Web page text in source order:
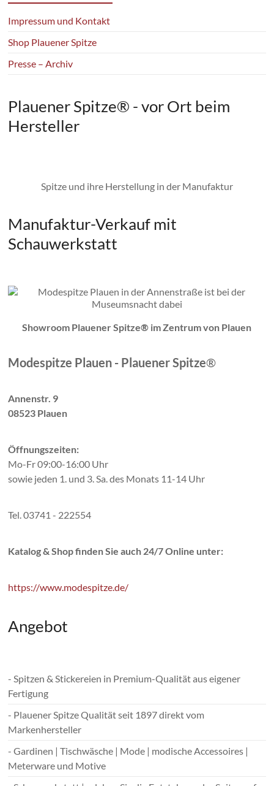
Impressum und Kontakt
Shop Plauener Spitze
Presse – Archiv
Plauener Spitze® - vor Ort beim
Hersteller
Spitze und ihre Herstellung in der Manufaktur
Manufaktur-Verkauf mit
Schauwerkstatt
Showroom Plauener Spitze® im Zentrum von Plauen
Modespitze Plauen - Plauener Spitze®
Annenstr. 9
08523 Plauen
Öffnungszeiten:
Mo-Fr 09:00-16:00 Uhr
sowie jeden 1. und 3. Sa. des Monats 11-14 Uhr
Tel. 03741 - 222554
Katalog & Shop finden Sie auch 24/7 Online unter:
https://www.modespitze.de/
Angebot
- Spitzen & Stickereien in Premium-Qualität aus eigener
Fertigung
- Plauener Spitze Qualität seit 1897 direkt vom
Markenhersteller
- Gardinen | Tischwäsche | Mode | modische Accessoires |
Meterware und Motive